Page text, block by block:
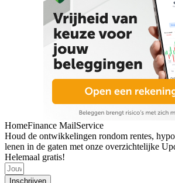
HomeFinance MailService
Houd de ontwikkelingen rondom rentes,
lenen in de gaten met onze overzichtelijke
Helemaal gratis!
Inschrijven